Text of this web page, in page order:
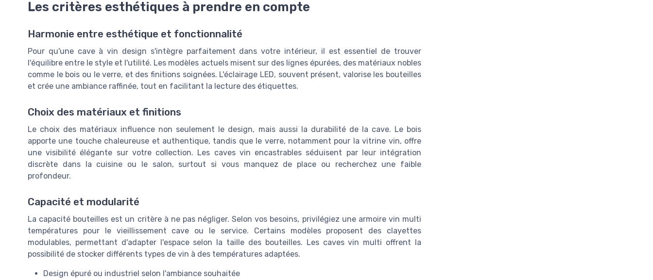
Les critères esthétiques à prendre en compte
Harmonie entre esthétique et fonctionnalité
Pour qu'une cave à vin design s'intègre parfaitement dans votre intérieur, il est essentiel de trouver
l'équilibre entre le style et l'utilité. Les modèles actuels misent sur des lignes épurées, des matériaux nobles
comme le bois ou le verre, et des finitions soignées. L'éclairage LED, souvent présent, valorise les bouteilles
et crée une ambiance raffinée, tout en facilitant la lecture des étiquettes.
Choix des matériaux et finitions
Le choix des matériaux influence non seulement le design, mais aussi la durabilité de la cave. Le bois
apporte une touche chaleureuse et authentique, tandis que le verre, notamment pour la vitrine vin, offre
une visibilité élégante sur votre collection. Les caves vin encastrables séduisent par leur intégration
discrète dans la cuisine ou le salon, surtout si vous manquez de place ou recherchez une faible
profondeur.
Capacité et modularité
La capacité bouteilles est un critère à ne pas négliger. Selon vos besoins, privilégiez une armoire vin multi
températures pour le vieillissement cave ou le service. Certains modèles proposent des clayettes
modulables, permettant d'adapter l'espace selon la taille des bouteilles. Les caves vin multi offrent la
possibilité de stocker différents types de vin à des températures adaptées.
Design épuré ou industriel selon l'ambiance souhaitée